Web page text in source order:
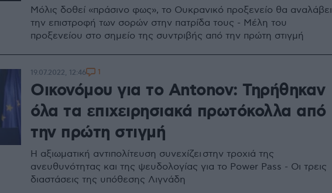
Μόλις δοθεί «πράσινο φως», το Ουκρανικό προξενείο θα αναλάβει
την επιστροφή των σορών στην πατρίδα τους - Μέλη του
προξενείου στο σημείο της συντριβής από την πρώτη στιγμή
Οικονόμου για το Antonov: Τηρήθηκαν
όλα τα επιχειρησιακά πρωτόκολλα από
την πρώτη στιγμή
Η αξιωματική αντιπολίτευση συνεχίζει στην τροχιά της
ανευθυνότητας και της ψευδολογίας για το Power Pass - Οι τρεις
διαστάσεις της υπόθεσης Λιγνάδη
19.07.2022, 12:46 1